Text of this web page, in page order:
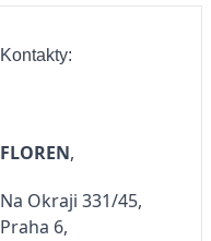
Kontakty:
FLOREN,
Na Okraji 331/45,
Praha 6,